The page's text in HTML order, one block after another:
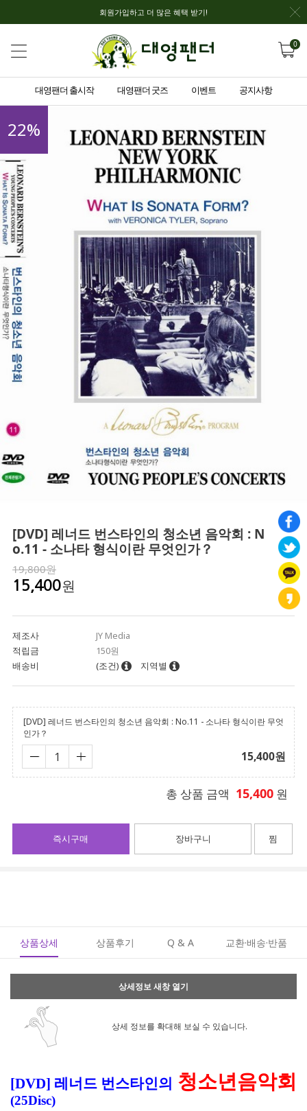
회원가입하고 더 많은 혜택 받기!
0
대영팬더 출시작 대영팬더 굿즈 이벤트 공지사항
22%
[DVD] 레너드 번스타인의 청소년 음악회 : N
o.11 - 소나타 형식이란 무엇인가？
19,800원
15,400원
제조사
JY Media
적립금
150원
배송비
(조건) 지역별
[DVD] 레너드 번스타인의 청소년 음악회 : No.11 - 소나타 형식이란 무엇
인가？
15,400원
총 상품 금액 15,400 원
장바구니
즉시구매 찜
상품상세 상품후기 Q & A 교환·배송·반품
상세정보 새창 열기
상세 정보를 확대해 보실 수 있습니다.
[DVD] 레너드 번스타인의 청소년음악회
(25Disc)